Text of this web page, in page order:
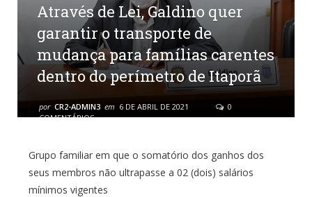
Através de Lei, Galdino quer
garantir o transporte de
mudança para famílias carentes
dentro do perímetro de Itaporã
por CR2-ADMIN3 em 6 DE ABRIL DE 2021
0
COMENTÁRIOS
Grupo familiar em que o somatório dos ganhos dos
seus membros não ultrapasse a 02 (dois) salários
mínimos vigentes